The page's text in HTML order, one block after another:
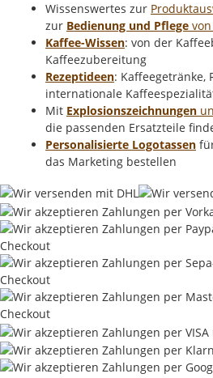
Wissenswertes zur
zur Bedienung und Pflege
Kaffee-Wissen: von der
Kaffeezubereitung
Rezeptideen: Kaffeegetränke,
internationale
Mit Explosionszeichnungen
die passenden Ersatzteile
Personalisierte Logotassen
das Marketing bestellen